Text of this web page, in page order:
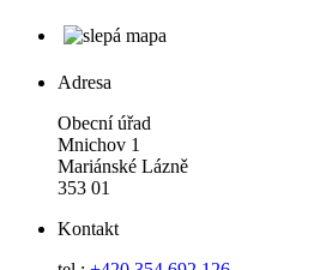
Adresa
Obecní úřad
Mnichov 1
Mariánské Lázně
353 01
Kontakt